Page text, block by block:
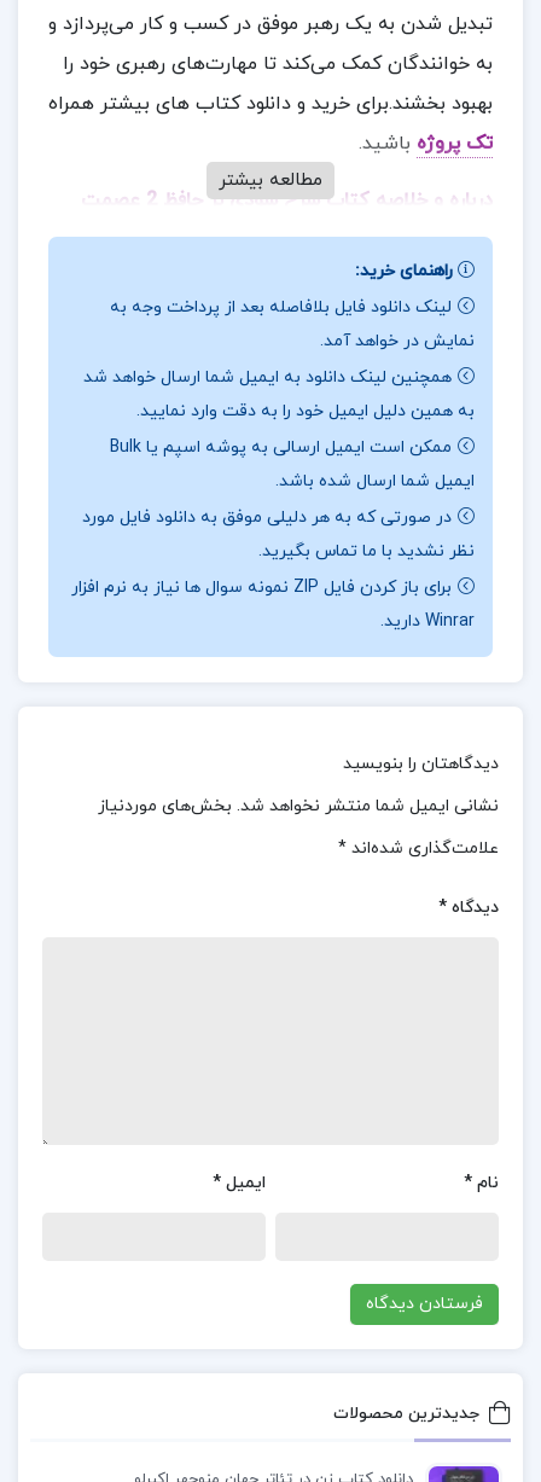
تبدیل شدن به یک رهبر موفق در کسب و کار می‌پردازد و
به خوانندگان کمک می‌کند تا مهارت‌های رهبری خود را
بهبود بخشند.برای خرید و دانلود کتاب های بیشتر همراه
تک پروژه باشید.
درباره و خلاصه کتاب شرح سودی بر حافظ 2 عصمت
ستارزاده
برخی بخش‌های فنی: برخی از بخش‌های کتاب دارای
مفاهیم فنی و تخصصی هستند که ممکن است برای
خوانندگان غیرمتخصص چالش‌برانگیز باشد.
نیاز به پیگیری عملی: برای بهره‌برداری کامل از مفاهیم
کتاب، نیاز به پیگیری عملی و مداوم است.
درباره نویسنده کتاب شرح سودی بر حافظ 2 عصمت
ایجاد تیم قهرمان: روش‌ها و راهکارهایی برای ایجاد و
ارتباطی و ایجاد ارتباط موثر با اعضای تیم و سایر افراد.
زندگی مانند یک رهبر کسب و کار: بررسی ویژگی‌ها و
عادات رهبران موفق در کسب و کار و نحوه اعمال آن‌ها
در زندگی روزمره.
رهبری و مدیریت پرداخته است.
زبان ساده و روان: زبان کتاب ساده و روان است و
استفاده از مثال‌ها و موارد عملی: استفاده از مثال‌ها و
مطالعه بیشتر
راهنمای خرید:
لینک دانلود فایل بلافاصله بعد از پرداخت وجه به
نمایش در خواهد آمد.
همچنین لینک دانلود به ایمیل شما ارسال خواهد شد
به همین دلیل ایمیل خود را به دقت وارد نمایید.
ممکن است ایمیل ارسالی به پوشه اسپم یا Bulk
ایمیل شما ارسال شده باشد.
در صورتی که به هر دلیلی موفق به دانلود فایل مورد
نظر نشدید با ما تماس بگیرید.
برای باز کردن فایل ZIP نمونه سوال ها نیاز به نرم افزار
Winrar دارید.
دیدگاهتان را بنویسید
نشانی ایمیل شما منتشر نخواهد شد. بخش‌های موردنیاز
علامت‌گذاری شده‌اند *
دیدگاه *
نام * ایمیل *
جدیدترین محصولات